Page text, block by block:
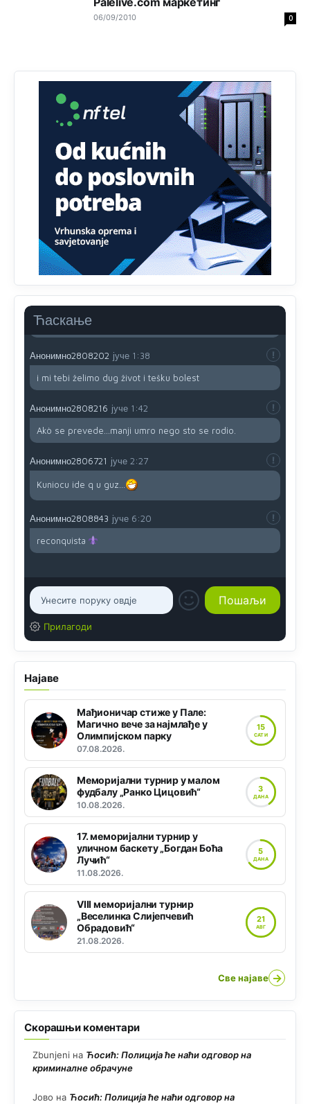
06/09/2010 0
Ћаскање
Анонимно2807895 јуче 12:16
Анонимно2807895 јуче 12:18
Drzi pod kontrolom tri stvari jezik,karakter i
ponasanje...Uzivotu brani tri stvari:cast,prijatelja i
slabije.Iz zivota iskljuci tri stvari uvredu,neznanje i
dok si ziv gaji tri stvari dobrotu,pamet i
prijateljstvo!!
Анонимно2806721 јуче 12:39
791 BiH nije priznala Kosovo kao nezavisnu državu jer
genocidna tvorevina pravi smetnju a recimo Srbija je
davnopriznala.Nasvakom proizvodu iz Srbije stoji -
uvoznik za Kosovo
Анонимно2806721 јуче 12:45
da brani? A imamo vojsku Kosova kojoj želimo svako
dobro i da se što bolje opreme
Анонимно2808202 јуче 1:38
i mi tebi želimo dug život i tešku bolest
Анонимно2808216 јуче 1:42
Akò se prevede...manji umro nego sto se rodio.
Анонимно2806721 јуче 2:27
Kuniocu ide q u guz...
Анонимно2808843 јуче 6:20
reconquista
Прилагоди
Најаве
Мађионичар стиже у Пале:
Магично вече за најмлађе у
Олимпијском парку
07.08.2026.
15
САТИ
Меморијални турнир у малом
фудбалу „Ранко Цицовић“
10.08.2026.
3
ДАНА
17. меморијални турнир у
уличном баскету „Богдан Боћа
Лучић“
11.08.2026.
5
ДАНА
VIII меморијални турнир
„Веселинка Слијепчевић
Обрадовић“
21.08.2026.
21
АВГ
Све најаве →
Скорашњи коментари
Zbunjeni на Ћосић: Полиција ће наћи одговор на
криминалне обрачуне
Јово на Ћосић: Полиција ће наћи одговор на